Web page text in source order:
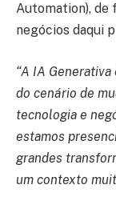
Automation), de
negócios daqui
“A IA
do cenário de
tecnologia e
estamos
grandes
um contexto